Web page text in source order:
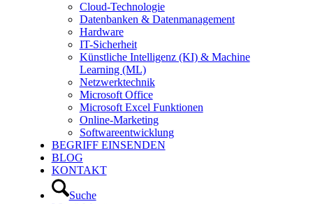
Cloud-Technologie
Datenbanken & Datenmanagement
Hardware
IT-Sicherheit
Künstliche Intelligenz (KI) & Machine
Learning (ML)
Netzwerktechnik
Microsoft Office
Microsoft Excel Funktionen
Online-Marketing
Softwareentwicklung
BEGRIFF EINSENDEN
BLOG
KONTAKT
Suche